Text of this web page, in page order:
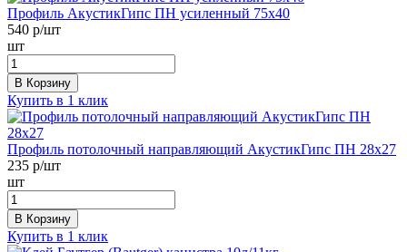
Профиль АкустикГипс ПН усиленный 75х40
540 р/шт
шт
В Корзину
Купить в 1 клик
Профиль потолочный направляющий АкустикГипс ПН 28х27
235 р/шт
шт
В Корзину
Купить в 1 клик